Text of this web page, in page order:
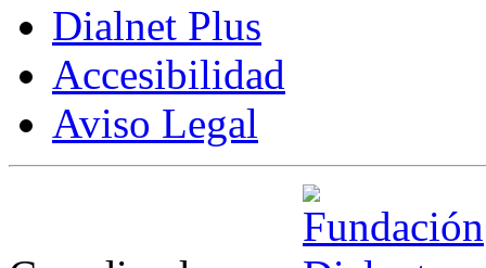
Dialnet Plus
Accesibilidad
Aviso Legal